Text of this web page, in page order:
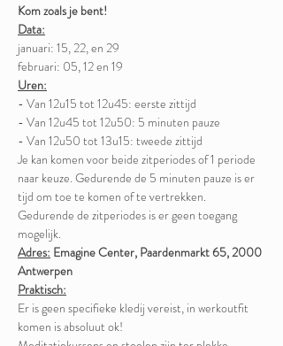
Kom zoals je bent!
Data:
januari: 15, 22, en 29
februari: 05, 12 en 19
Uren:
- Van 12u15 tot 12u45: eerste zittijd
- Van 12u45 tot 12u50: 5 minuten pauze
- Van 12u50 tot 13u15: tweede zittijd
Je kan komen voor beide zitperiodes of 1 periode
naar keuze. Gedurende de 5 minuten pauze is er
tijd om toe te komen of te vertrekken.
Gedurende de zitperiodes is er geen toegang
mogelijk.
Adres: Emagine Center, Paardenmarkt 65, 2000
Antwerpen
Praktisch:
Er is geen specifieke kledij vereist, in werkoutfit
komen is absoluut ok!